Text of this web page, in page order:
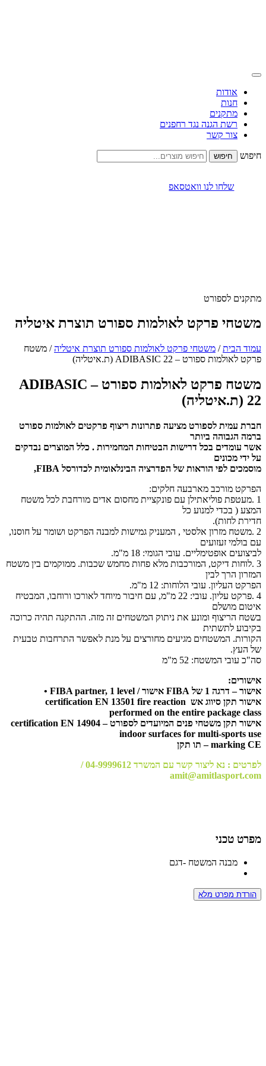
אודות
חנות
מתקנים
רשת הגנה נגד רחפנים
צור קשר
חיפוש
שלחו לנו וואטסאפ
מתקנים לספורט
משטחי פרקט לאולמות ספורט תוצרת איטליה
עמוד הבית/ משטחי פרקט לאולמות ספורט תוצרת איטליה/ משטח
פרקט לאולמות ספורט – ADIBASIC 22 (ת.איטליה)
משטח פרקט לאולמות ספורט – ADIBASIC
22 (ת.איטליה)
חברת עמית לספורט מציעה פתרונות ריצוף פרקטים לאולמות ספורט
ברמה הגבוהה ביותר
אשר עומדים בכל דרישות הבטיחות המחמירות . כלל המוצרים נבדקים
על ידי מכונים
מוסמכים לפי הוראות של הפדרציה הבינלאומית לכדורסל FIBA,
הפרקט מורכב מארבעה חלקים:
1 .מעטפת פוליאתילן עם פונקציית מחסום אדים מורחבת לכל משטח
המצע ( בכדי למנוע כל
חדירת לחות).
2 .משטח מזרון אלסטי , המעניק גמישות למבנה הפרקט ושומר על חוסנו,
עם בולמי זעזועים
לביצועים אופטימליים. עובי הגומי: 18 מ"מ.
3 .לוחות דיקט, המורכבות מלא פחות מחמש שכבות. ממוקמים בין משטח
המזרון הרך לבין
הפרקט העליון. עובי הלוחות: 12 מ"מ.
4 .פרקט עליון. עובי: 22 מ"מ, עם חיבור מיוחד לאורכו ורוחבו, המבטיח
איטום מושלם
בשטח הריצוף ומונע את ניתוק המשטחים זה מזה. ההתקנה תהיה כרוכה
בקיבוע לתשתית
הקורות. המשטחים מגיעים מחורצים על מנת לאפשר התרחבות טבעית
של העץ.
סה"כ עובי המשטח: 52 מ"מ
אישורים:
אישור – דרגה 1 של FIBA אישור / FIBA partner, 1 level •
אישור תקן סיווג אש certification EN 13501 fire reaction
performed on the entire package class
אישור תקן משטחי פנים המיועדים לספורט – certification EN 14904
indoor surfaces for multi-sports use
marking CE – תו תקן
לפרטים : נא ליצור קשר עם המשרד 04-9999612 /
amit@amitlasport.com
מפרט טכני
מבנה המשטח -דגם
הורדת מפרט מלא